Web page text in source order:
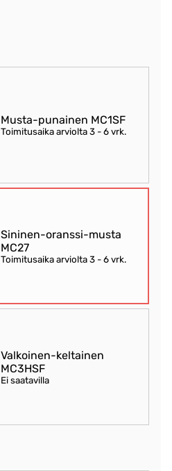
Musta-punainen MC1SF
Toimitusaika arviolta 3 - 6 vrk.
Sininen-oranssi-musta
MC27
Toimitusaika arviolta 3 - 6 vrk.
Valkoinen-keltainen
MC3HSF
Ei saatavilla